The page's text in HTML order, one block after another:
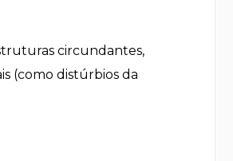
circundantes,
(como distúrbios da